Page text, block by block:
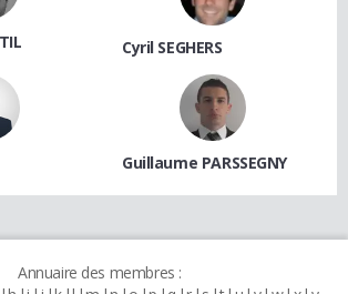
Cyril SEGHERS
Guillaume PARSSEGNY
Annuaire des membres :